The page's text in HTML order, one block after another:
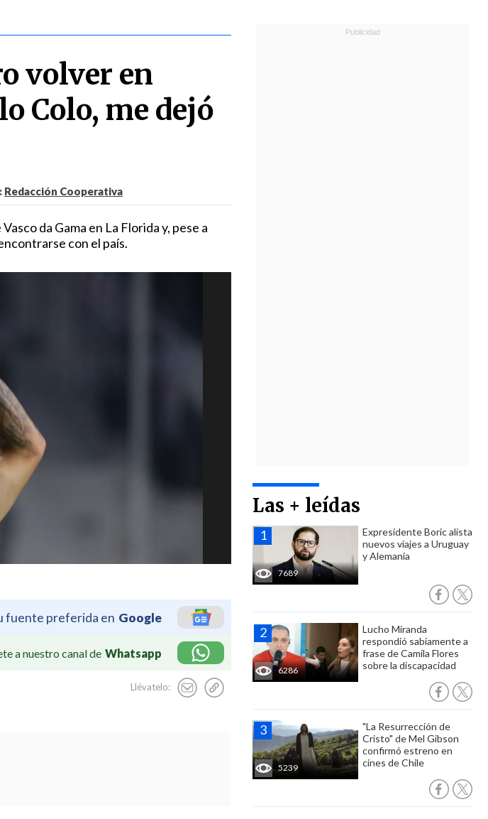
volver en
Colo, me dejó
Redacción Cooperativa
da Gama en La Florida y, pese a
con el país.
fuente preferida en Google
a nuestro canal de Whatsapp
Llévatelo:
Las + leídas
7689
Expresidente Boric alista
nuevos viajes a Uruguay
y Alemania
6286
Lucho Miranda
respondió sabiamente a
frase de Camila Flores
sobre la discapacidad
5239
"La Resurrección de
Cristo" de Mel Gibson
confirmó estreno en
cines de Chile